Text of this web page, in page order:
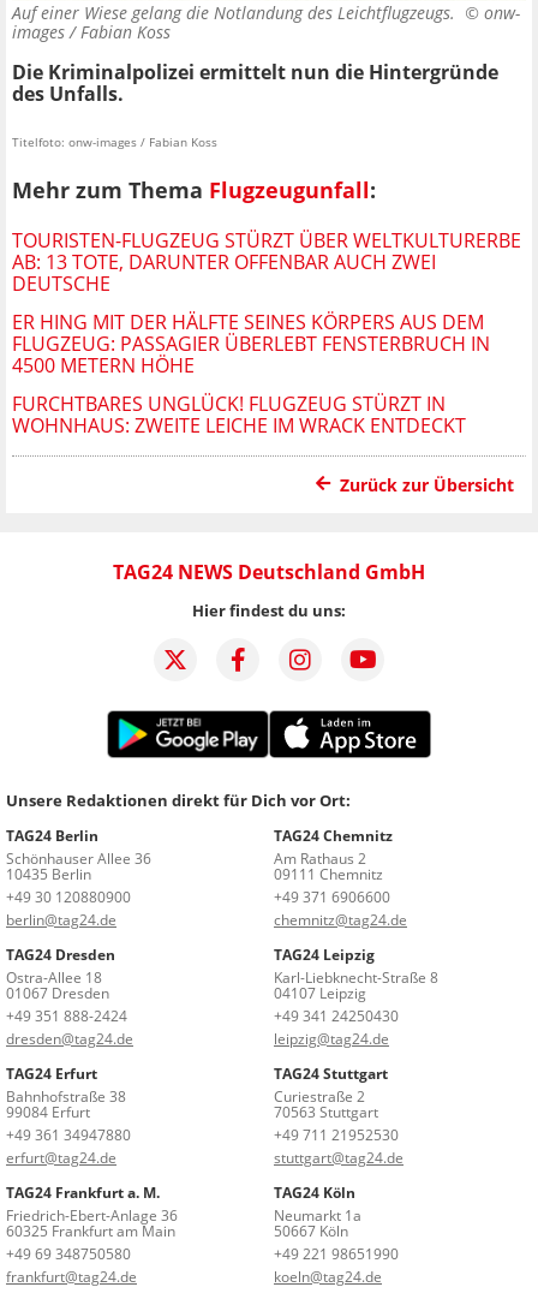
Auf einer Wiese gelang die Notlandung des Leichtflugzeugs. © onw-
images / Fabian Koss
Die Kriminalpolizei ermittelt nun die Hintergründe
des Unfalls.
Titelfoto: onw-images / Fabian Koss
Mehr zum Thema Flugzeugunfall:
TOURISTEN-FLUGZEUG STÜRZT ÜBER WELTKULTURERBE
AB: 13 TOTE, DARUNTER OFFENBAR AUCH ZWEI
DEUTSCHE
ER HING MIT DER HÄLFTE SEINES KÖRPERS AUS DEM
FLUGZEUG: PASSAGIER ÜBERLEBT FENSTERBRUCH IN
4500 METERN HÖHE
FURCHTBARES UNGLÜCK! FLUGZEUG STÜRZT IN
WOHNHAUS: ZWEITE LEICHE IM WRACK ENTDECKT
Zurück zur Übersicht
TAG24 NEWS Deutschland GmbH
Hier findest du uns:
Unsere Redaktionen direkt für Dich vor Ort:
TAG24 Berlin
Schönhauser Allee 36
10435 Berlin
+49 30 120880900
berlin@tag24.de
TAG24 Chemnitz
Am Rathaus 2
09111 Chemnitz
+49 371 6906600
chemnitz@tag24.de
TAG24 Dresden
Ostra-Allee 18
01067 Dresden
+49 351 888-2424
dresden@tag24.de
TAG24 Leipzig
Karl-Liebknecht-Straße 8
04107 Leipzig
+49 341 24250430
leipzig@tag24.de
TAG24 Erfurt
Bahnhofstraße 38
99084 Erfurt
+49 361 34947880
erfurt@tag24.de
TAG24 Stuttgart
Curiestraße 2
70563 Stuttgart
+49 711 21952530
stuttgart@tag24.de
TAG24 Frankfurt a. M.
Friedrich-Ebert-Anlage 36
60325 Frankfurt am Main
+49 69 348750580
frankfurt@tag24.de
TAG24 Köln
Neumarkt 1a
50667 Köln
+49 221 98651990
koeln@tag24.de